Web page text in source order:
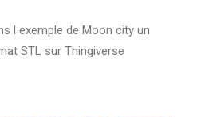
l exemple de Moon city un
STL sur Thingiverse